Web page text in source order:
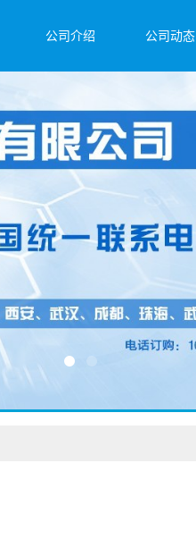
公司介绍 公司动态